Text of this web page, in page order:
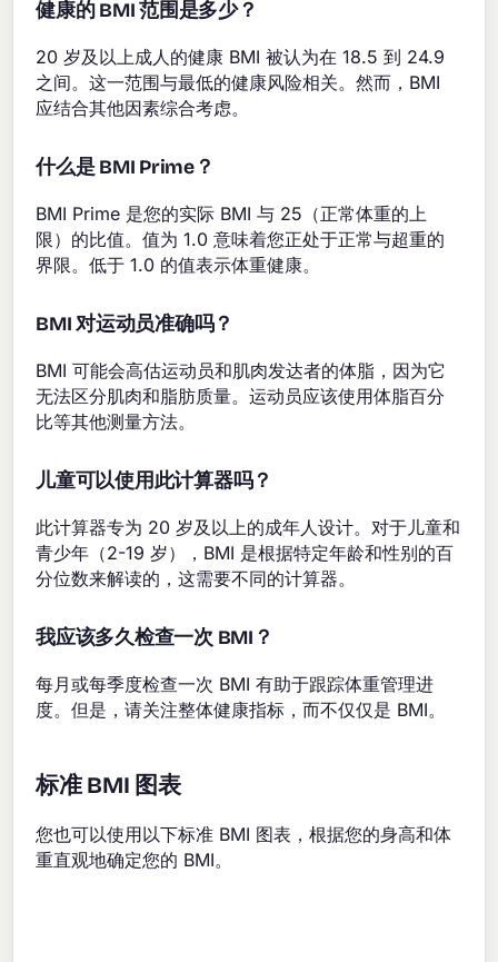
健康的 BMI 范围是多少？
20 岁及以上成人的健康 BMI 被认为在 18.5 到 24.9
之间。这一范围与最低的健康风险相关。然而，BMI
应结合其他因素综合考虑。
什么是 BMI Prime？
BMI Prime 是您的实际 BMI 与 25（正常体重的上
限）的比值。值为 1.0 意味着您正处于正常与超重的
界限。低于 1.0 的值表示体重健康。
BMI 对运动员准确吗？
BMI 可能会高估运动员和肌肉发达者的体脂，因为它
无法区分肌肉和脂肪质量。运动员应该使用体脂百分
比等其他测量方法。
儿童可以使用此计算器吗？
此计算器专为 20 岁及以上的成年人设计。对于儿童和
青少年（2-19 岁），BMI 是根据特定年龄和性别的百
分位数来解读的，这需要不同的计算器。
我应该多久检查一次 BMI？
每月或每季度检查一次 BMI 有助于跟踪体重管理进
度。但是，请关注整体健康指标，而不仅仅是 BMI。
标准 BMI 图表
您也可以使用以下标准 BMI 图表，根据您的身高和体
重直观地确定您的 BMI。